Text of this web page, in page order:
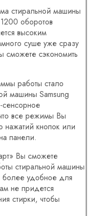
стиральной машины
оборотов
высоким
суше уже сразу
сможете сэкономить
работы стало
машины Samsung
все режимы Вы
кнопок или
панели.
Вы сможете
стиральной машины
удобное для
не придется
стирки, чтобы